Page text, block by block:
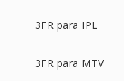
3FR para IPL
3FR para MTV